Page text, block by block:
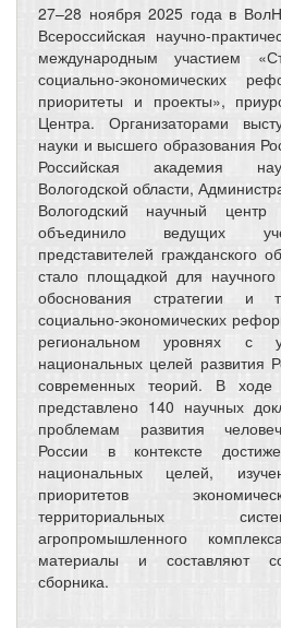
27–28 ноября 2025 года в
Всероссийская научно-
международным участием
социально-экономических
приоритеты и проекты»,
Центра. Организаторами
науки и высшего образования
Российская академия
Вологодской области,
Вологодский научный
объединило ведущих
представителей гражданского
стало площадкой для
обоснования стратегии и
социально-экономических
региональном уровнях с
национальных целей развития
современных теорий. В
представлено 140 научных
проблемам развития
России в контексте
национальных целей,
приоритетов
территориальных
агропромышленного
материалы и составляют
сборника.